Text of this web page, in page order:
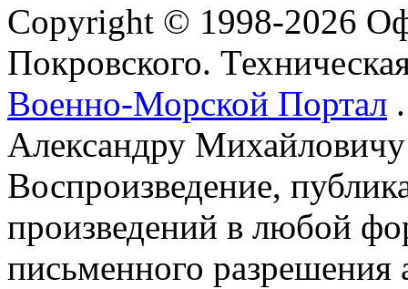
Copyright © 1998-2026
Покровского.
Военно-Морской Портал
Александру
Воспроизведение,
произведений в любой
письменного разрешения